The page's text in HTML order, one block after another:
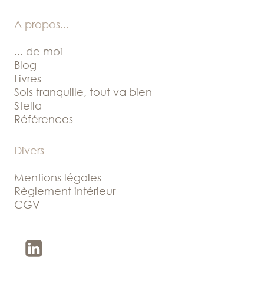
A propos...
... de moi
Blog
Livres
Sois tranquille, tout va bien
Stella
Références
Divers
Mentions légales
Règlement intérieur
CGV